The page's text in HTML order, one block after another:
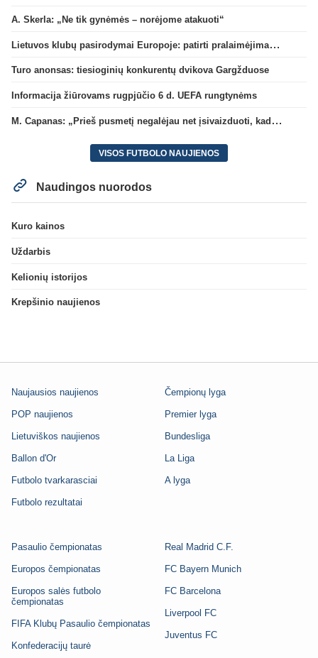
A. Skerla: „Ne tik gynėmės – norėjome atakuoti“
Lietuvos klubų pasirodymai Europoje: patirti pralaimėjimai Kroatijos atstovams
Turo anonsas: tiesioginių konkurentų dvikova Gargžduose
Informacija žiūrovams rugpjūčio 6 d. UEFA rungtynėms
M. Capanas: „Prieš pusmetį negalėjau net įsivaizduoti, kad žaisime prieš „Hajduk“
VISOS FUTBOLO NAUJIENOS
Naudingos nuorodos
Kuro kainos
Uždarbis
Kelionių istorijos
Krepšinio naujienos
Naujausios naujienos
POP naujienos
Lietuviškos naujienos
Ballon d'Or
Futbolo tvarkarasciai
Futbolo rezultatai
Čempionų lyga
Premier lyga
Bundesliga
La Liga
A lyga
Pasaulio čempionatas
Europos čempionatas
Europos salės futbolo
čempionatas
FIFA Klubų Pasaulio čempionatas
Konfederacijų taurė
Real Madrid C.F.
FC Bayern Munich
FC Barcelona
Liverpool FC
Juventus FC